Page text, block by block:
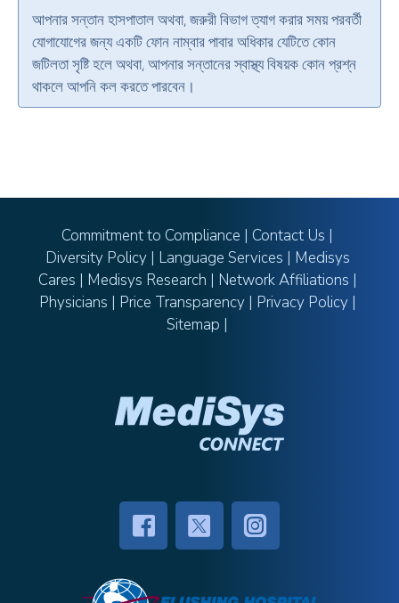
আপনার সন্তান হাসপাতাল অথবা, জরুরী বিভাগ ত্যাগ করার সময় পরবর্তী
যোগাযোগের জন্য একটি ফোন নাম্বার পাবার অধিকার যেটিতে কোন
জটিলতা সৃষ্টি হলে অথবা, আপনার সন্তানের স্বাস্থ্য বিষয়ক কোন প্রশ্ন
থাকলে আপনি কল করতে পারবেন।
Commitment to Compliance | Contact Us |
Diversity Policy| Language Services | Medisys
Cares | Medisys Research | Network Affiliations |
Physicians | Price Transparency| Privacy Policy|
Sitemap |